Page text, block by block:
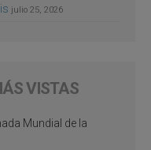
julio 25, 2026
VISTAS
Mundial de la